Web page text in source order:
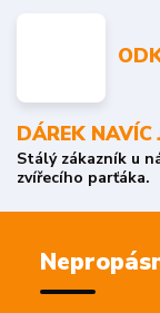
DÁREK
Stálý zákazník u
zvířecího parťáka.